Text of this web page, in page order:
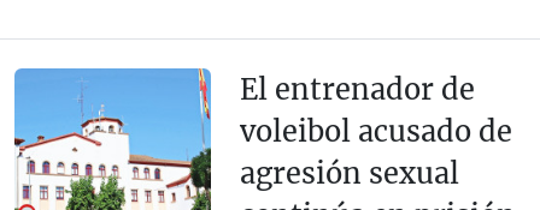
El entrenador de
voleibol acusado de
agresión sexual